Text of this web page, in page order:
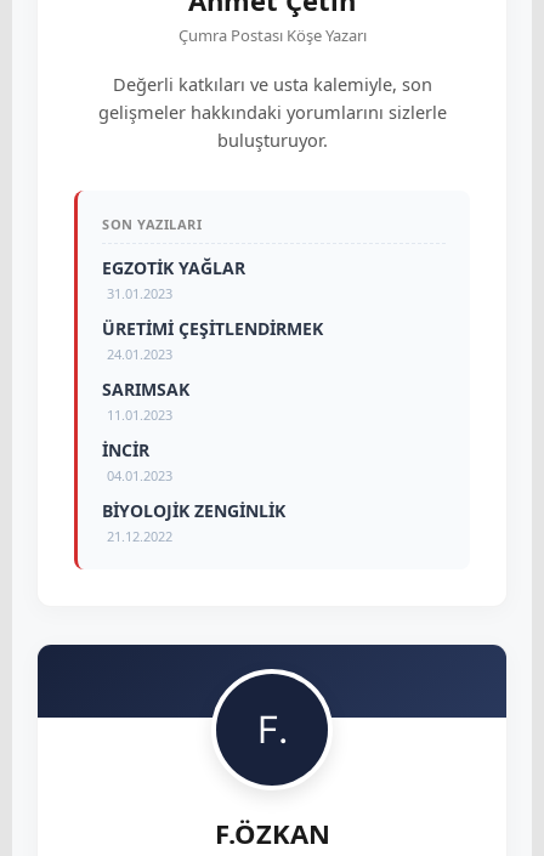
Çumra Postası Köşe Yazarı
Değerli katkıları ve usta kalemiyle, son
gelişmeler hakkındaki yorumlarını sizlerle
buluşturuyor.
SON YAZILARI
EGZOTİK YAĞLAR
31.01.2023
ÜRETİMİ ÇEŞİTLENDİRMEK
24.01.2023
SARIMSAK
11.01.2023
İNCİR
04.01.2023
BİYOLOJİK ZENGİNLİK
21.12.2022
F.ÖZKAN